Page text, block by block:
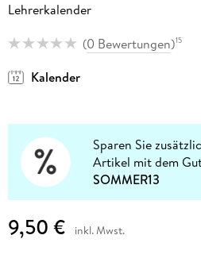
Lehrerkalender
(0 Bewertungen)15
Kalender
Sparen Sie
Artikel mit dem
SOMMER13
9,50 € inkl. Mwst.